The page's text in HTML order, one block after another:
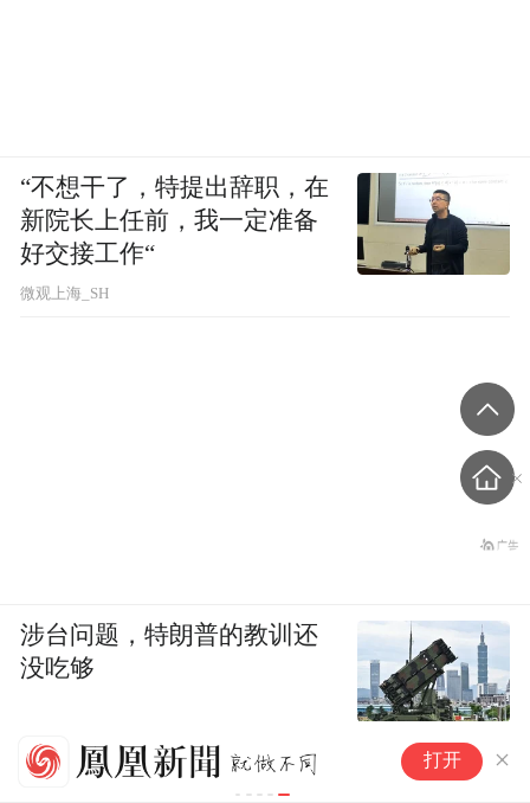
尺
打开
“不想干了，特提出辞职，在
新院长上任前，我一定准备
好交接工作“
微观上海_SH
涉台问题，特朗普的教训还
没吃够